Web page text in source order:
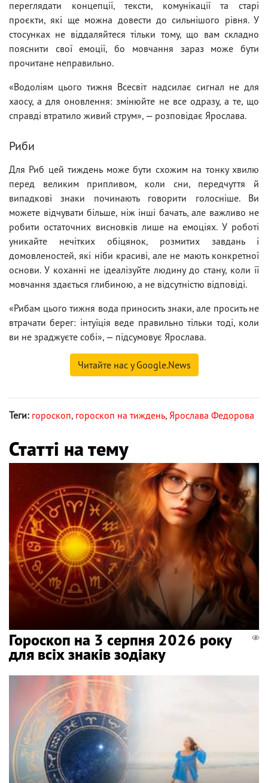
переглядати концепції, тексти, комунікації та старі
проєкти, які ще можна довести до сильнішого рівня. У
стосунках не віддаляйтеся тільки тому, що вам складно
пояснити свої емоції, бо мовчання зараз може бути
прочитане неправильно.
«Водоліям цього тижня Всесвіт надсилає сигнал не для
хаосу, а для оновлення: змінюйте не все одразу, а те, що
справді втратило живий струм», — розповідає Ярослава.
Риби
Для Риб цей тиждень може бути схожим на тонку хвилю
перед великим припливом, коли сни, передчуття й
випадкові знаки починають говорити голосніше. Ви
можете відчувати більше, ніж інші бачать, але важливо не
робити остаточних висновків лише на емоціях. У роботі
уникайте нечітких обіцянок, розмитих завдань і
домовленостей, які ніби красиві, але не мають конкретної
основи. У коханні не ідеалізуйте людину до стану, коли її
мовчання здається глибиною, а не відсутністю відповіді.
«Рибам цього тижня вода приносить знаки, але просить не
втрачати берег: інтуїція веде правильно тільки тоді, коли
ви не зраджуєте собі», — підсумовує Ярослава.
Читайте нас у Google.News
Теги: гороскоп, гороскоп на тиждень, Ярослава Федорова
Статті на тему
Гороскоп на 3 серпня 2026 року
для всіх знаків зодіаку